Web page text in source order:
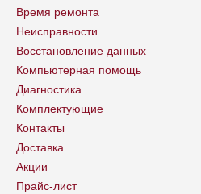
Время ремонта
Неисправности
Восстановление данных
Компьютерная помощь
Диагностика
Комплектующие
Контакты
Доставка
Акции
Прайс-лист